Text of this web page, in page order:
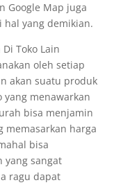
Google Map juga
hal yang demikian.
Toko Lain
oleh setiap
akan suatu produk
yang menawarkan
bisa menjamin
memasarkan harga
bisa
yang sangat
ragu dapat